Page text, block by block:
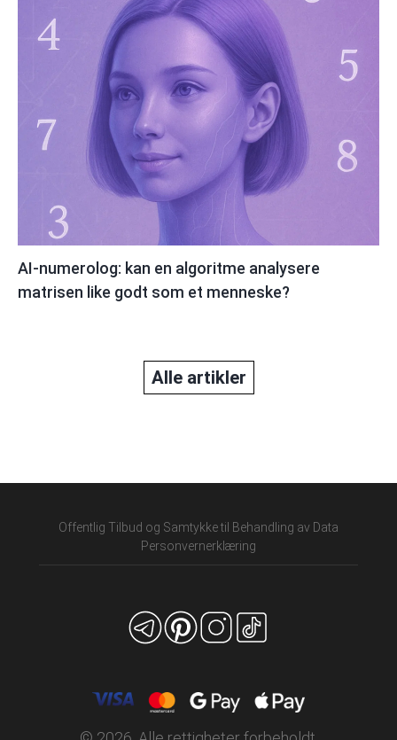
AI-numerolog: kan en algoritme analysere
matrisen like godt som et menneske?
Alle artikler
Offentlig Tilbud og Samtykke til Behandling av Data
Personvernerklæring